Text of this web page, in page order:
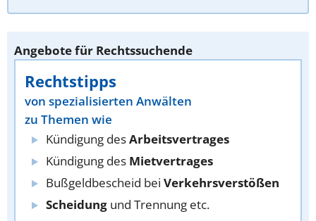
Angebote für Rechtssuchende
Rechtstipps
von spezialisierten Anwälten
zu Themen wie
Kündigung desArbeitsvertrages
Kündigung des Mietvertrages
Bußgeldbescheid bei Verkehrsverstößen
Scheidung und Trennung etc.